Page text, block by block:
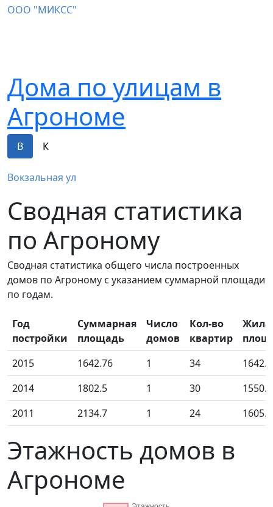
ООО "МИКСС"
Дома по улицам в
Агрономе
В К
Вокзальная ул
Сводная статистика
по Агроному
Сводная статистика общего числа построенных
домов по Агроному с указанием суммарной площади
по годам.
Год
постройки
Суммарная
площадь
Число
домов
Кол-во
квартир
2015
1642.76 1 34
2014
1802.5 1 30
2011
2134.7 1 24
Этажность домов в
Агрономе